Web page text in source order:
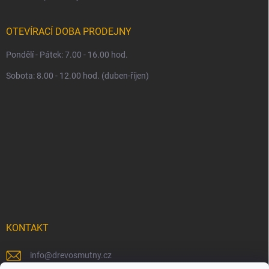
OTEVÍRACÍ DOBA PRODEJNY
Pondělí - Pátek: 7.00 - 16.00 hod.
Sobota: 8.00 - 12.00 hod. (duben-říjen)
KONTAKT
info@drevosmutny.cz